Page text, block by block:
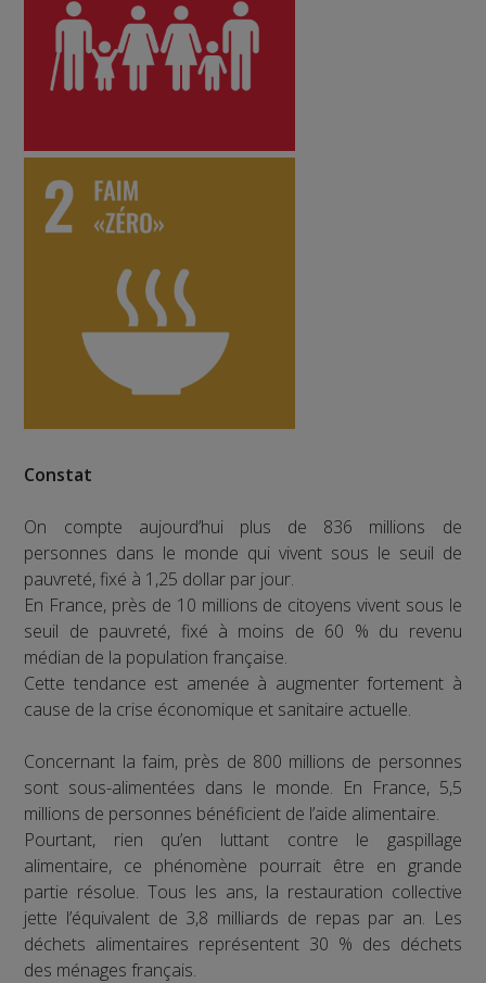
Constat
On compte aujourd’hui plus de 836 millions de
personnes dans le monde qui vivent sous le seuil de
pauvreté, fixé à 1,25 dollar par jour.
En France, près de 10 millions de citoyens vivent sous le
seuil de pauvreté, fixé à moins de 60 % du revenu
médian de la population française.
Cette tendance est amenée à augmenter fortement à
cause de la crise économique et sanitaire actuelle.
Concernant la faim, près de 800 millions de personnes
sont sous-alimentées dans le monde. En France, 5,5
millions de personnes bénéficient de l’aide alimentaire.
Pourtant, rien qu’en luttant contre le gaspillage
alimentaire, ce phénomène pourrait être en grande
partie résolue. Tous les ans, la restauration collective
jette l’équivalent de 3,8 milliards de repas par an. Les
déchets alimentaires représentent 30 % des déchets
des ménages français.